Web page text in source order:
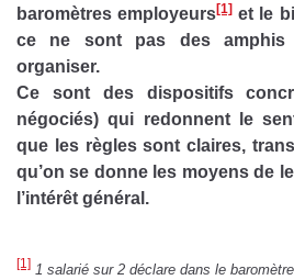
baromètres employeurs[1] et le
ce ne sont pas des amphis
organiser.
Ce sont des dispositifs
négociés) qui redonnent le
que les règles sont claires,
qu’on se donne les moyens de
l’intérêt général.
[1] 1 salarié sur 2 déclare dans le